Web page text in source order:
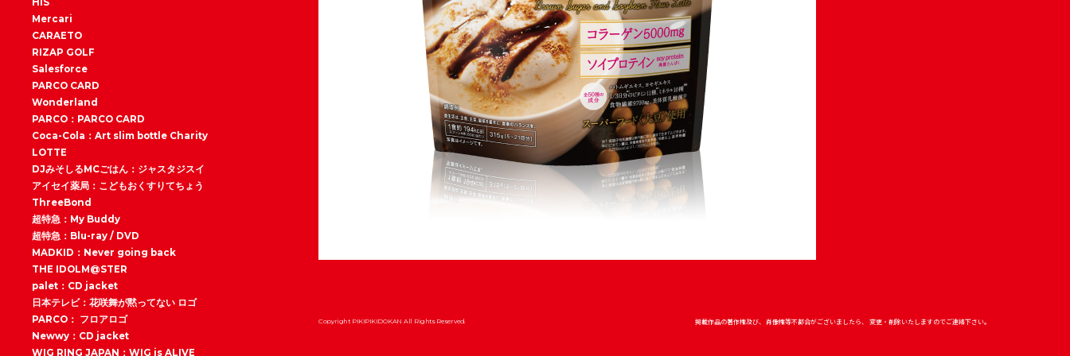
HIS
Mercari
CARAETO
RIZAP GOLF
Salesforce
PARCO CARD
Wonderland
PARCO：PARCO CARD
Coca-Cola：Art slim bottle Charity
LOTTE
DJみそしるMCごはん：ジャスタジスイ
アイセイ薬局：こどもおくすりてちょう
ThreeBond
超特急：My Buddy
超特急：Blu-ray / DVD
MADKID：Never going back
THE IDOLM@STER
palet：CD jacket
日本テレビ：花咲舞が黙ってない ロゴ
PARCO： フロアロゴ
Newwy：CD jacket
WIG RING JAPAN：WIG is ALIVE
Copyright PIKIPIKIDOKAN All Rights Reserved. 掲載作品の著作権及び、 肖像権等不都合がございましたら、 変更・削除いたしますのでご連絡下さい。